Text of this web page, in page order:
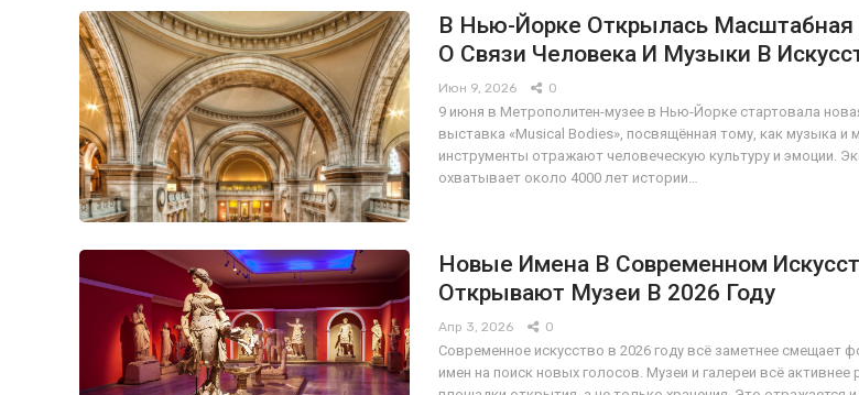
В Нью-Йорке Открылась Масштабная
О Связи Человека И Музыки В
Июн 9, 2026 0
9 июня в Метрополитен-музее в Нью-Йорке стартовала
выставка «Musical Bodies», посвящённая тому, как музыка и
инструменты отражают человеческую культуру и эмоции.
охватывает около 4000 лет истории…
Новые Имена В Современном
Открывают Музеи В 2026 Году
Апр 3, 2026 0
Современное искусство в 2026 году всё заметнее смещает
имен на поиск новых голосов. Музеи и галереи всё активнее